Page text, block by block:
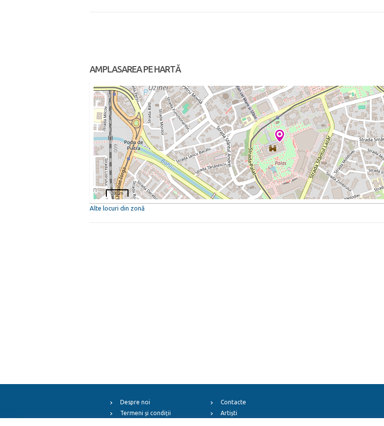
AMPLASAREA PE HARTĂ
200 m
Alte locuri din zonă
Despre noi
Termeni și condiții
Contacte
Artiști